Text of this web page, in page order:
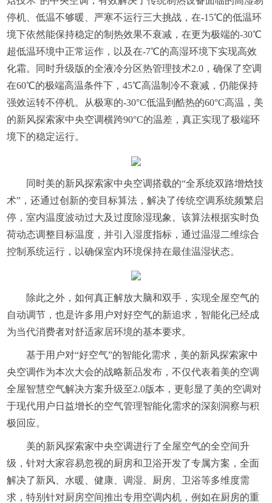
停机、低温不够暖、严寒不运行三大挑战，在-15℃的低温环
境下依然能保持稳定的制热效果不衰减，在更为极端的-30℃
超低温环境中正常运作，以及在-7℃的高湿环境下实现高效
化霜。同时升级版的全液冷分区热管理技术2.0，确保了空调
在60℃的极端高温条件下，45℃高温制冷不衰减，仍能保持
强效运转不停机。从极寒的-30°C低温到酷热的60°C高温，美
的新风探索家中央空调横跨90°C的温差，真正实现了极端环
境下的稳定运行。
同时美的新风探索家中央空调搭载的“全系统双路增焓技
术”，还通过创新的变目标算法，解决了传统空调系统频繁启
停，室内温度波动过大及过度除湿现象。该算法根据实时负
荷动态调整目标温度，并引入湿度指标，通过温湿二维综合
控制系统运行，以确保室内环境保持在最佳温湿状态。
除此之外，如何真正解放大脑和双手，实现全屋空气的
自动调节，也是许多用户对好空气的新追求，智能化已经成
为当代消费者对舒适家居环境的基本要求。
基于用户对“好空气”的智能化需求，美的新风探索家中
央空调作为本次大会的战略新品发布，不仅代表着美的空调
全屋智慧空气解决方案升级至2.0版本，更彰显了美的空调对
于现代用户日益增长的空气管理智能化需求的深刻洞察与积
极回应。
美的新风探索家中央空调进行了全屋空气的全空间升
级，针对大家容易忽视的厨房和卫浴开发了专属方案，全面
解决了新风、水暖、健康、调湿、厨房、卫浴等多维度需
求，特别针对厨房空间推出专用空调内机，例如在厨房的重